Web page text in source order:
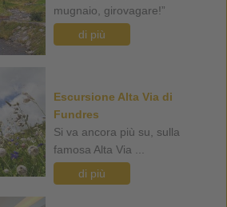
mugnaio, girovagare!”
di più
Escursione Alta Via di
Fundres
Si va ancora più su, sulla
famosa Alta Via ...
di più